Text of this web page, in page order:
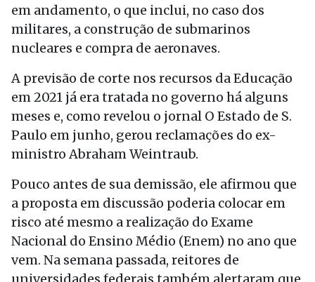
em andamento, o que inclui, no caso dos
militares, a construção de submarinos
nucleares e compra de aeronaves.
A previsão de corte nos recursos da Educação
em 2021 já era tratada no governo há alguns
meses e, como revelou o jornal O Estado de S.
Paulo em junho, gerou reclamações do ex-
ministro Abraham Weintraub.
Pouco antes de sua demissão, ele afirmou que
a proposta em discussão poderia colocar em
risco até mesmo a realização do Exame
Nacional do Ensino Médio (Enem) no ano que
vem. Na semana passada, reitores de